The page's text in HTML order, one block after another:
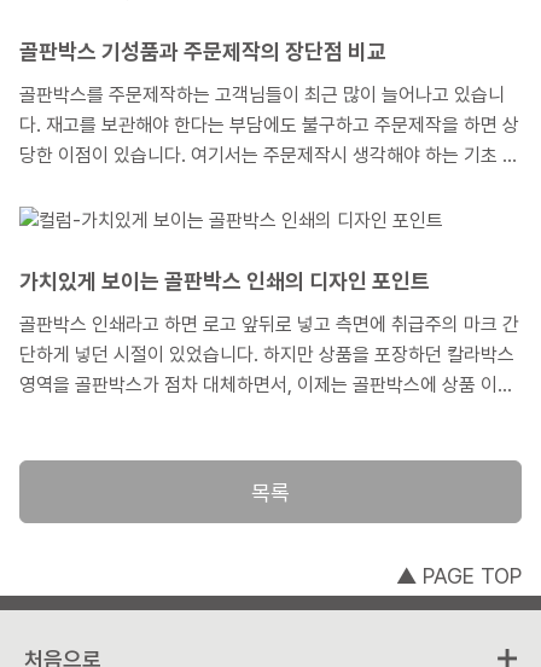
설명해 보겠습니다.
골판박스 기성품과 주문제작의 장단점 비교
골판박스를 주문제작하는 고객님들이 최근 많이 늘어나고 있습니
다. 재고를 보관해야 한다는 부담에도 불구하고 주문제작을 하면 상
당한 이점이 있습니다. 여기서는 주문제작시 생각해야 하는 기초 지
리겠습니다.
가치있게 보이는 골판박스 인쇄의 디자인 포인트
골판박스 인쇄라고 하면 로고 앞뒤로 넣고 측면에 취급주의 마크 간
단하게 넣던 시절이 있었습니다. 하지만 상품을 포장하던 칼라박스
영역을 골판박스가 점차 대체하면서, 이제는 골판박스에 상품 이미
인 포인트들을 점검해 보는 것으로 하겠습니다.
목록
▲ PAGE TOP
처음으로